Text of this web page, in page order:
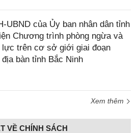
UBND của Ủy ban nhân dân tỉnh
Chương trình phòng ngừa và
lực trên cơ sở giới giai đoạn
bàn tỉnh Bắc Ninh
Xem thêm
VỀ CHÍNH SÁCH